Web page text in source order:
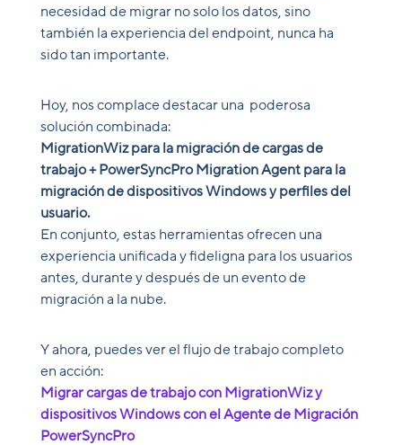
necesidad de migrar no solo los datos, sino
también la experiencia del endpoint, nunca ha
sido tan importante.
Hoy, nos complace destacar una poderosa
solución combinada:
MigrationWiz para la migración de cargas de
trabajo + PowerSyncPro Migration Agent para la
migración de dispositivos Windows y perfiles del
usuario.
En conjunto, estas herramientas ofrecen una
experiencia unificada y fideligna para los usuarios
antes, durante y después de un evento de
migración a la nube.
Y ahora, puedes ver el flujo de trabajo completo
en acción:
Migrar cargas de trabajo con MigrationWiz y
dispositivos Windows con el Agente de Migración
PowerSyncPro